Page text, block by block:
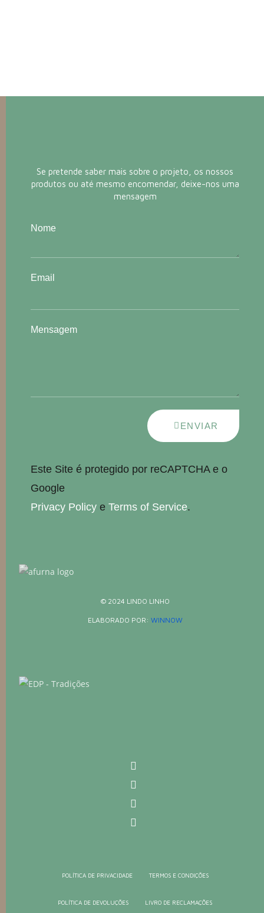
POLÍTICA DE PRIVACIDADE TERMOS E CONDIÇÕES
POLÍTICA DE DEVOLUÇÕES LIVRO DE RECLAMAÇÕES
© 2024 LINDO LINHO
ELABORADO POR: WINNOW
Se pretende saber mais sobre o projeto, os nossos
produtos ou até mesmo encomendar, deixe-nos uma
mensagem
Nome
Email
Mensagem
ENVIAR
Este Site é protegido por reCAPTCHA e o
Google
Privacy Policy e Terms of Service.